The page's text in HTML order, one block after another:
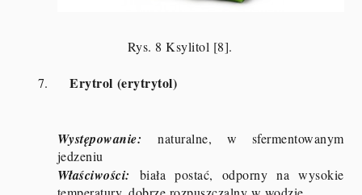
Rys. 8 Ksylitol [8].
7. Erytrol (erytrytol)
Występowanie: naturalne, w sfermentowanym
jedzeniu
Właściwości: biała postać, odporny na wysokie